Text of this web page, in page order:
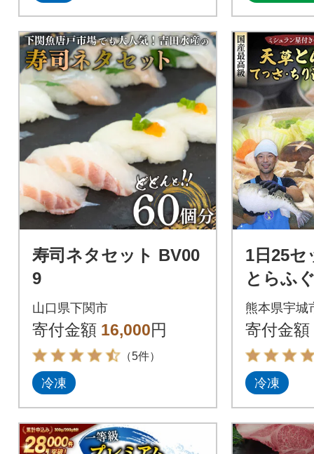
寿司ネタセット BV00
9
山口県下関市
寄付金額 16,000円
（5件）
冷凍
1日25セ
とらふ
っちり
前)(宇城
熊本県宇城
寄付金額
冷凍